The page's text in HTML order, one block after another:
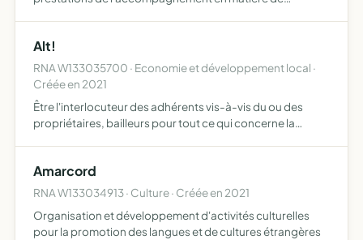
domaines et s'ad…
Alt!
RNA W133035700 · Economie et développement local ·
Créée en 2021
Être l'interlocuteur des adhérents vis-à-vis du ou des
propriétaires, bailleurs pour tout ce qui concerne la
Amarcord
RNA W133034913 · Culture · Créée en 2021
Organisation et développement d'activités culturelles
pour la promotion des langues et de cultures étrangères